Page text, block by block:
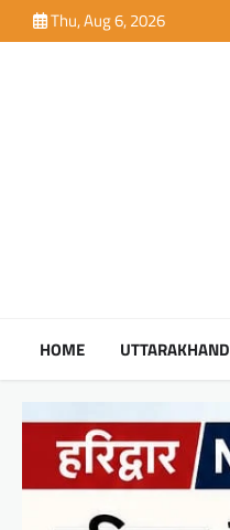
to
Thu, Aug 6, 2026
HOME UTTARAKHAND